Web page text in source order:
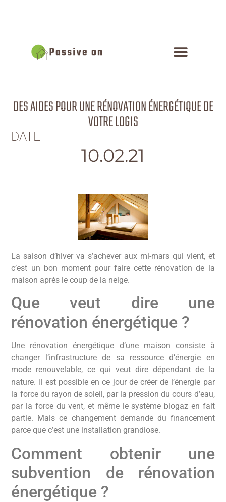
DES AIDES POUR UNE RÉNOVATION ÉNERGÉTIQUE DE
VOTRE LOGIS
DATE
10.02.21
La saison d’hiver va s’achever aux mi-mars qui vient, et
c’est un bon moment pour faire cette rénovation de la
maison après le coup de la neige.
Que veut dire une
rénovation énergétique ?
Une rénovation énergétique d’une maison consiste à
changer l’infrastructure de sa ressource d’énergie en
mode renouvelable, ce qui veut dire dépendant de la
nature. Il est possible en ce jour de créer de l’énergie par
la force du rayon de soleil, par la pression du cours d’eau,
par la force du vent, et même le système biogaz en fait
partie. Mais ce changement demande du financement
parce que c’est une installation grandiose.
Comment obtenir une
subvention de rénovation
énergétique ?